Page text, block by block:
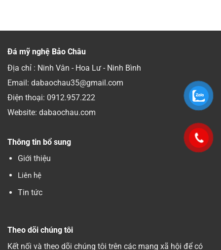
Đá mỹ nghệ Bảo Châu
Địa chỉ : Ninh Vân - Hoa Lư - Ninh Bình
Email: dabaochau35@gmail.com
Điện thoại: 0912.957.222
Website: dabaochau.com
Thông tin bổ sung
Giới thiệu
Liên hệ
Tin tức
Theo dõi chúng tôi
Kết nối và theo dõi chúng tôi trên các mạng xã hội để có